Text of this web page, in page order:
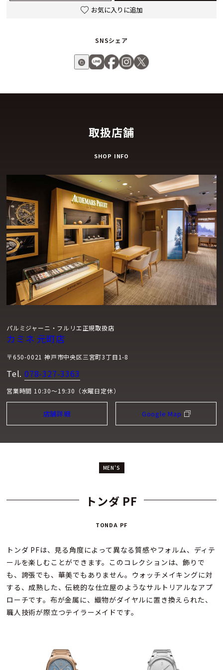
は偶然に委ねることなく、つねにフォルムと機能の調和を考慮
ダイヤルのゴールデン・シエナの色は、気品と穏やかな雰囲気
「シエナ」のパレットを着想源に、縞状のモアレ効果を持つ独
ョーシェが手彫りされています。
パルミジャーニ・フルリエのダイヤルのシグネチャーモチーフ
であるバーリーコーン（麦の穂）は、オートオルロジュリーの
クラシックスタイルです。きわめて小さなパターンが織りなす
のは、細かく繊細な質感。全面にギョーシェが刻まれたダイヤ
ルは、広い面積を確保して針を引き立てます。日付窓を取り除
き、必要最低限の時と分の表示のみを残すことで、あくまでも
純粋であることを極限まで追求します。クラシカルなウォッチ
メイキングの原理を現代的な視点で見つめ直すことで、メゾン
が追求する視認性の高いクリアなダイヤルが実現しました。
マイクロローター：限られた時計メゾンの特権
ダイヤルの内側には、最高水準のウォッチメイキング技術が隠
れています。厚さ3.07mmのキャリバーPF703は、マイクロロ
ーターが巻き上げる機構を備えており、エレガントで繊細な最
高峰の装飾が施されています。マイクロローター機構は製造が
る特権です。厚みがあり、ムーブメントを覆うクラシックな半
ナ製ローターは、ムーブメントに組み込まれるため厚みも抑え
ずか7.8mmの薄さのため、装着感が良くスタイルもエレガント
明るく煌めくトンダ PF マイクロローターは、単なるタイムピ
値として昇華させます。
お気に入りに追加
SNSシェア
取扱店舗
SHOP INFO
パルミジャーニ・フルリエ正規取扱店
カミネ 元町店
〒650-0021 神戸市中央区三宮町3丁目1-8
Tel. 078-327-3363
営業時間 10:30～19:30（水曜日定休）
店舗詳細 Google Map
MEN'S
トンダ PF
TONDA PF
トンダ PFは、見る角度によって異なる質感やフォルム、ディテ
ールを楽しむことができます。このコレクションは、飾りで
も、誇張でも、華美でもありません。ウォッチメイキングに対
する、成熟した、伝統的な仕立屋のようなサルトリアルなアプ
ローチです。布が金属に、織物がダイヤルに置き換えられた、
職人技術が際立つテイラーメイドです。